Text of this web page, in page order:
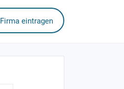
Firma eintragen